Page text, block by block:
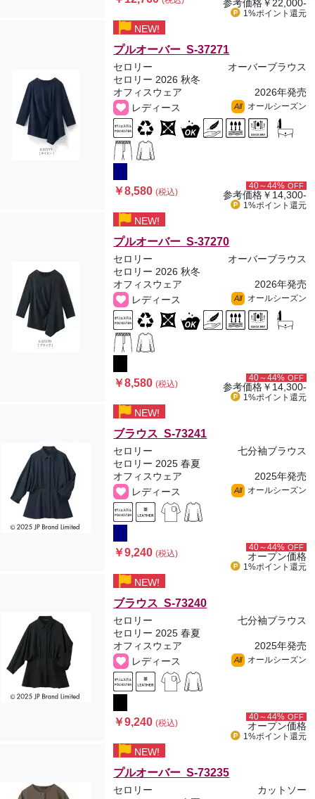
参考価格￥22,000-
1%ポイント 還元
NEW!
プルオーバー S-37271
セロリー
オーバーブラウス
セロリー 2026 秋冬
オフィスウェア
2026年発売
レディース
All オールシーズン
￥8,580(税込)
40～44% OFF
参考価格￥14,300-
1%ポイント 還元
NEW!
プルオーバー S-37270
セロリー
オーバーブラウス
セロリー 2026 秋冬
オフィスウェア
2026年発売
レディース
All オールシーズン
￥8,580(税込)
40～44% OFF
参考価格￥14,300-
1%ポイント 還元
NEW!
ブラウス S-73241
セロリー
七分袖ブラウス
セロリー 2025 春夏
オフィスウェア
2025年発売
レディース
All オールシーズン
￥9,240(税込)
40～44% OFF
オープン価格
1%ポイント 還元
NEW!
ブラウス S-73240
セロリー
七分袖ブラウス
セロリー 2025 春夏
オフィスウェア
2025年発売
レディース
All オールシーズン
￥9,240(税込)
40～44% OFF
オープン価格
1%ポイント 還元
NEW!
プルオーバー S-73235
セロリー
カットソー